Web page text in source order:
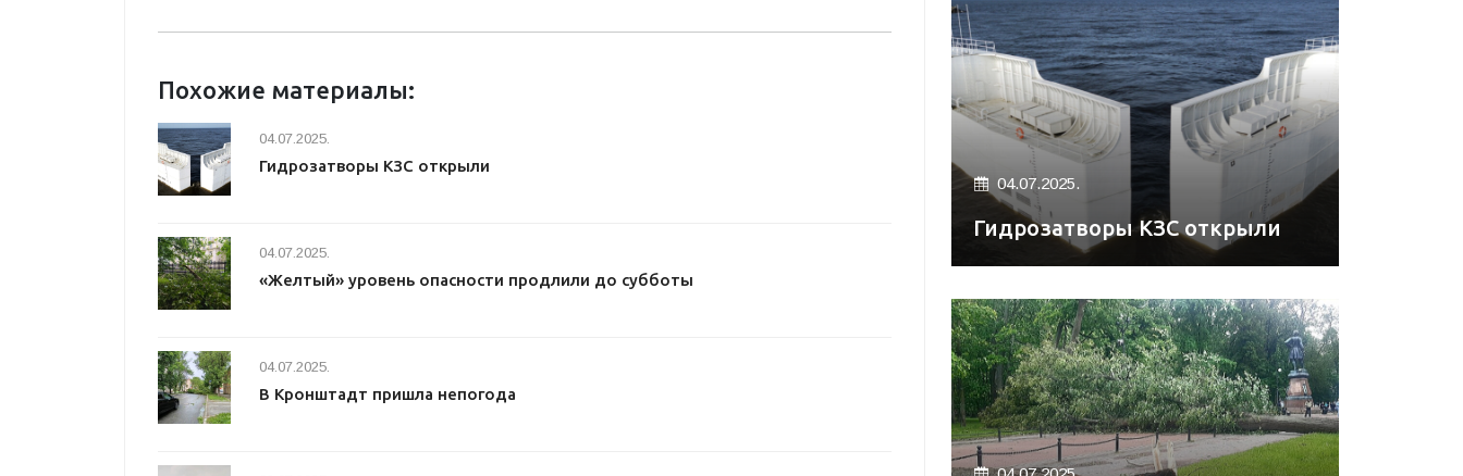
Похожие материалы:
04.07.2025.
Гидрозатворы КЗС открыли
04.07.2025.
«Желтый» уровень опасности продлили до субботы
04.07.2025.
В Кронштадт пришла непогода
04.07.2025.
Гидрозатворы КЗС открыли